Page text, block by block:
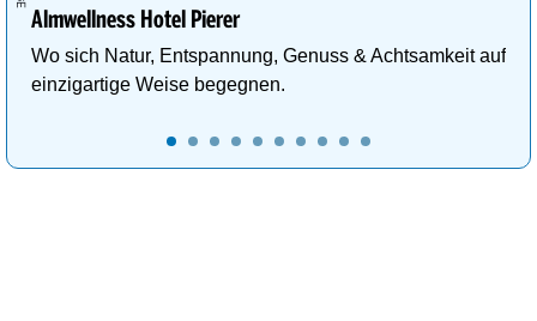
Almwellness Hotel Pierer
Wo sich Natur, Entspannung, Genuss & Achtsamkeit auf
einzigartige Weise begegnen.